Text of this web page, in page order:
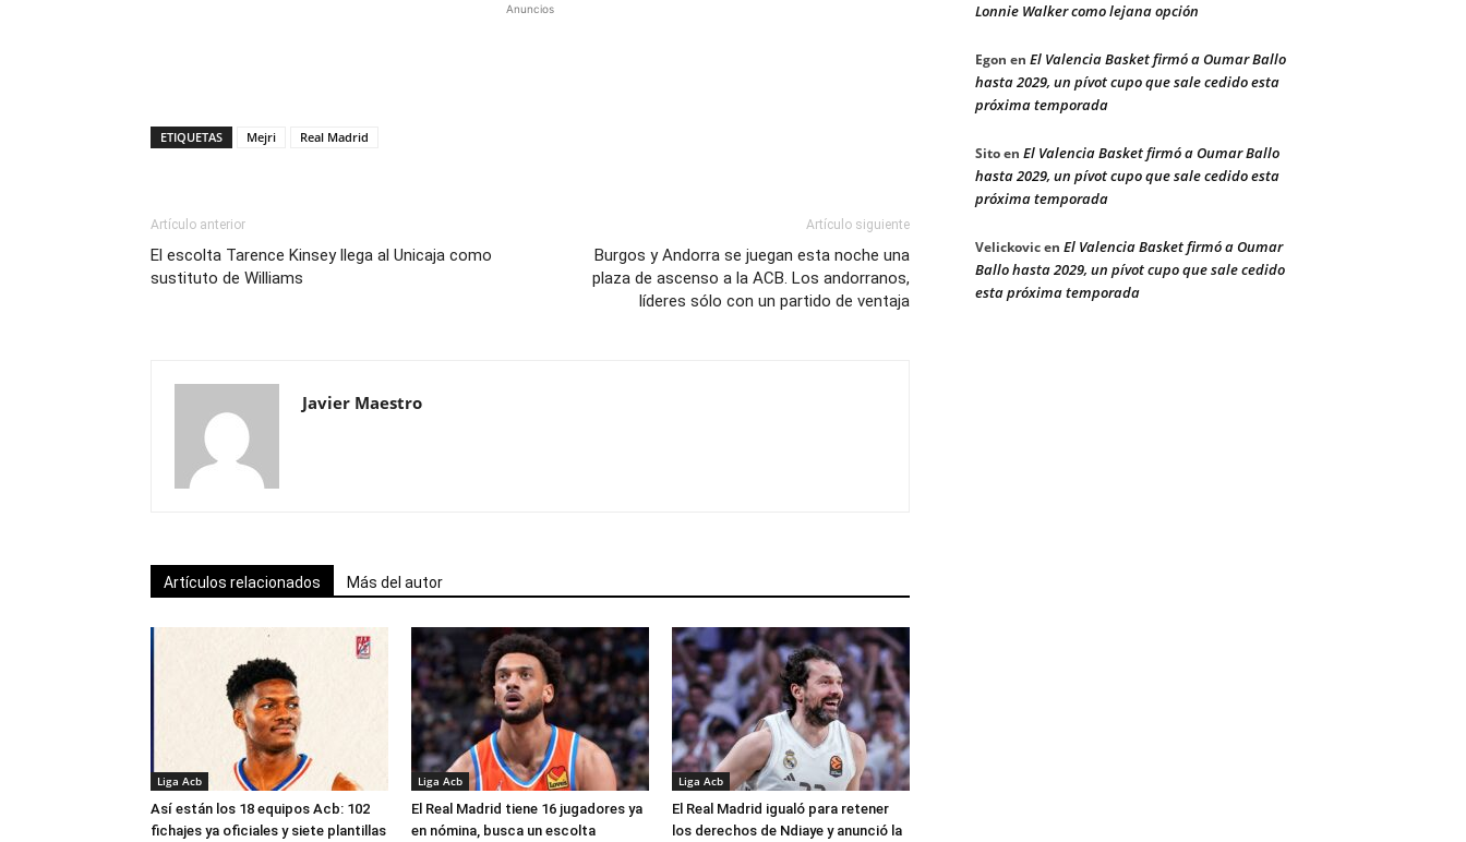
Anuncios
ETIQUETAS Mejri Real Madrid
Artículo anterior
El escolta Tarence Kinsey llega al Unicaja como
sustituto de Williams
Artículo siguiente
Burgos y Andorra se juegan esta noche una
plaza de ascenso a la ACB. Los andorranos,
líderes sólo con un partido de ventaja
Javier Maestro
Artículos relacionados Más del autor
Liga Acb
Así están los 18 equipos Acb: 102
fichajes ya oficiales y siete plantillas
Liga Acb
El Real Madrid tiene 16 jugadores ya
en nómina, busca un escolta
Liga Acb
El Real Madrid igualó para retener
los derechos de Ndiaye y anunció la
Lonnie Walker como lejana opción
Egon en El Valencia Basket firmó a Oumar Ballo
hasta 2029, un pívot cupo que sale cedido esta
próxima temporada
Sitoen El Valencia Basket firmó a Oumar Ballo
hasta 2029, un pívot cupo que sale cedido esta
próxima temporada
Velickovicen El Valencia Basket firmó a Oumar
Ballo hasta 2029, un pívot cupo que sale cedido
esta próxima temporada